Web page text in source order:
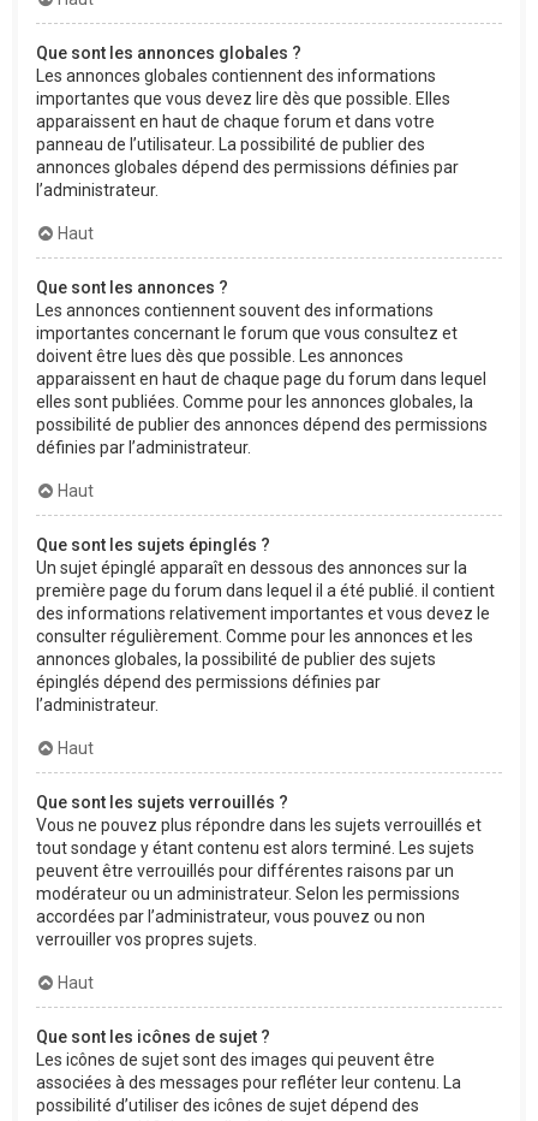
Que sont les annonces globales ?
Les annonces globales contiennent des informations
importantes que vous devez lire dès que possible. Elles
apparaissent en haut de chaque forum et dans votre
panneau de l’utilisateur. La possibilité de publier des
annonces globales dépend des permissions définies par
l’administrateur.
Haut
Que sont les annonces ?
Les annonces contiennent souvent des informations
importantes concernant le forum que vous consultez et
doivent être lues dès que possible. Les annonces
apparaissent en haut de chaque page du forum dans lequel
elles sont publiées. Comme pour les annonces globales, la
possibilité de publier des annonces dépend des permissions
définies par l’administrateur.
Haut
Que sont les sujets épinglés ?
Un sujet épinglé apparaît en dessous des annonces sur la
première page du forum dans lequel il a été publié. il contient
des informations relativement importantes et vous devez le
consulter régulièrement. Comme pour les annonces et les
annonces globales, la possibilité de publier des sujets
épinglés dépend des permissions définies par
l’administrateur.
Haut
Que sont les sujets verrouillés ?
Vous ne pouvez plus répondre dans les sujets verrouillés et
tout sondage y étant contenu est alors terminé. Les sujets
peuvent être verrouillés pour différentes raisons par un
modérateur ou un administrateur. Selon les permissions
accordées par l’administrateur, vous pouvez ou non
verrouiller vos propres sujets.
Haut
Que sont les icônes de sujet ?
Les icônes de sujet sont des images qui peuvent être
associées à des messages pour refléter leur contenu. La
possibilité d’utiliser des icônes de sujet dépend des